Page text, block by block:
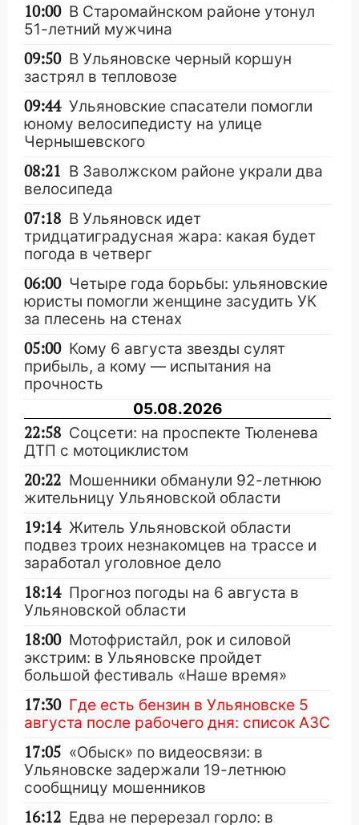
10:00 В Старомайнском районе утонул
51-летний мужчина
09:50 В Ульяновске черный коршун
застрял в тепловозе
09:44 Ульяновские спасатели помогли
юному велосипедисту на улице
Чернышевского
08:21 В Заволжском районе украли два
велосипеда
07:18 В Ульяновск идет
тридцатиградусная жара: какая будет
погода в четверг
06:00 Четыре года борьбы: ульяновские
юристы помогли женщине засудить УК
за плесень на стенах
05:00 Кому 6 августа звезды сулят
прибыль, а кому — испытания на
прочность
05.08.2026
22:58 Соцсети: на проспекте Тюленева
ДТП с мотоциклистом
20:22 Мошенники обманули 92-летнюю
жительницу Ульяновской области
19:14 Житель Ульяновской области
подвез троих незнакомцев на трассе и
заработал уголовное дело
18:14 Прогноз погоды на 6 августа в
Ульяновской области
18:00 Мотофристайл, рок и силовой
экстрим: в Ульяновске пройдет
большой фестиваль «Наше время»
17:30 Где есть бензин в Ульяновске 5
августа после рабочего дня: список АЗС
17:05 «Обыск» по видеосвязи: в
Ульяновске задержали 19-летнюю
сообщницу мошенников
16:12 Едва не перерезал горло: в